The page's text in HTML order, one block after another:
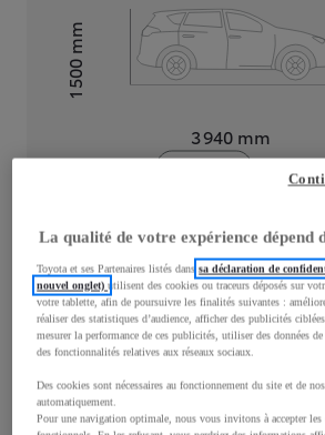
3 940 mm
Hauteur1 500
mm
Largeur
1 745mm
Consommation mixte
La qualité de votre expérience dépend
Toyota et ses Partenaires listés danssa déclaration de
nouvel onglet)utilisent des cookies ou traceurs déposés sur
votre tablette, afin de poursuivre les finalités suivantes :
réaliser des statistiques d’audience, afficher des publicités
mesurer la performance de ces publicités, utiliser des données
des fonctionnalités relatives aux réseaux sociaux.
Des cookies sont nécessaires au fonctionnement du site et de
automatiquement.
Pour une navigation optimale, nous vous invitons à accepter les